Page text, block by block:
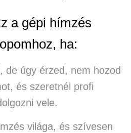
a gépi hímzés
, ha:
de úgy érzed, nem hozod
, és szeretnél profi
vele.
világa, és szívesen